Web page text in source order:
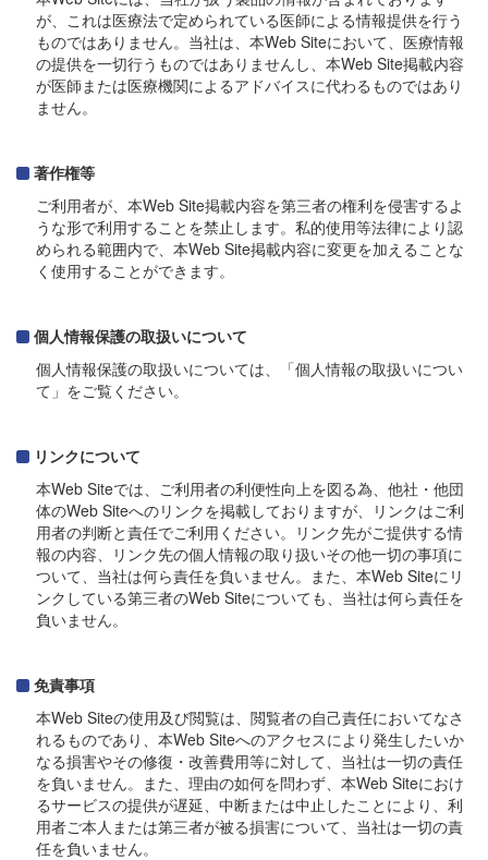
が、これは医療法で定められている医師による情報提供を行う
ものではありません。当社は、本Web Siteにおいて、医療情報
の提供を一切行うものではありませんし、本Web Site掲載内容
が医師または医療機関によるアドバイスに代わるものではあり
ません。
著作権等
ご利用者が、本Web Site掲載内容を第三者の権利を侵害するよ
うな形で利用することを禁止します。私的使用等法律により認
められる範囲内で、本Web Site掲載内容に変更を加えることな
く使用することができます。
個人情報保護の取扱いについて
個人情報保護の取扱いについては、「個人情報の取扱いについ
て」をご覧ください。
リンクについて
本Web Siteでは、ご利用者の利便性向上を図る為、他社・他団
体のWeb Siteへのリンクを掲載しておりますが、リンクはご利
用者の判断と責任でご利用ください。リンク先がご提供する情
報の内容、リンク先の個人情報の取り扱いその他一切の事項に
ついて、当社は何ら責任を負いません。また、本Web Siteにリ
ンクしている第三者のWeb Siteについても、当社は何ら責任を
負いません。
免責事項
本Web Siteの使用及び閲覧は、閲覧者の自己責任においてなさ
れるものであり、本Web Siteへのアクセスにより発生したいか
なる損害やその修復・改善費用等に対して、当社は一切の責任
を負いません。また、理由の如何を問わず、本Web Siteにおけ
るサービスの提供が遅延、中断または中止したことにより、利
用者ご本人または第三者が被る損害について、当社は一切の責
任を負いません。